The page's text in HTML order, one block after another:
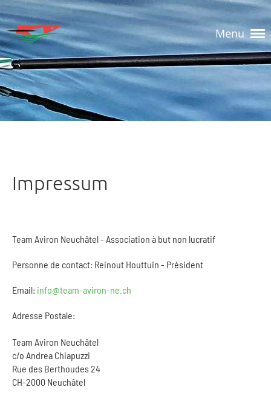
Menu
Impressum
Team Aviron Neuchâtel - Association à but non lucratif
Personne de contact: Reinout Houttuin - Président
Email: info@team-aviron-ne.ch
Adresse Postale:
Team Aviron Neuchâtel
c/o Andrea Chiapuzzi
Rue des Berthoudes 24
CH-2000 Neuchâtel